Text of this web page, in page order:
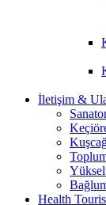
İletişim &
Health